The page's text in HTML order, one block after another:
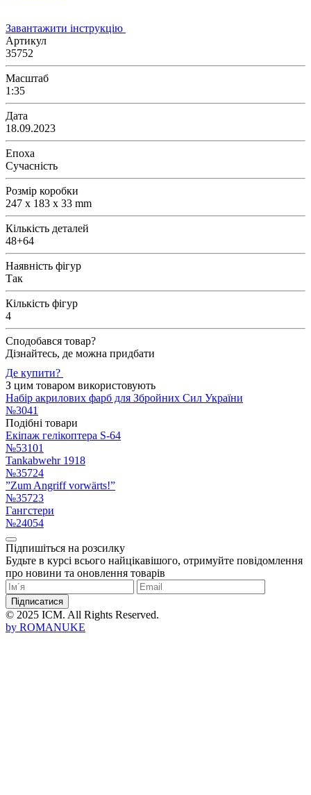
Завантажити інструкцію
Артикул
35752
Масштаб
1:35
Дата
18.09.2023
Епоха
Сучасність
Розмір коробки
247 x 183 x 33 mm
Кількість деталей
48+64
Наявність фігур
Так
Кількість фігур
4
Сподобався товар?
Дізнайтесь, де можна придбати
Де купити?
З цим товаром використовують
Набір акрилових фарб для Збройних Сил України
№3041
Подібні товари
Екіпаж гелікоптера S-64
№53101
Tankabwehr 1918
№35724
”Zum Angriff vorwärts!”
№35723
Гангстери
№24054
Підпишіться на розсилку
Будьте в курсі всього найцікавішого, отримуйте повідомлення
про новини та оновлення товарів
Підписатися
© 2025 ICM. All Rights Reserved.
by ROMANUKE